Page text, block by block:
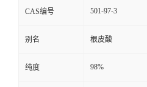
CAS编号 501-97-3
别名 根皮酸
纯度 98%